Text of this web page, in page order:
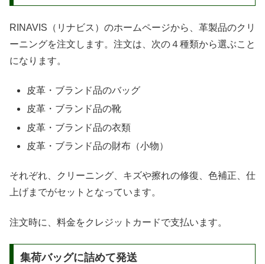
RINAVIS（リナビス）のホームページから、革製品のクリ
ーニングを注文します。注文は、次の４種類から選ぶこと
になります。
皮革・ブランド品のバッグ
皮革・ブランド品の靴
皮革・ブランド品の衣類
皮革・ブランド品の財布（小物）
それぞれ、クリーニング、キズや擦れの修復、色補正、仕
上げまでがセットとなっています。
注文時に、料金をクレジットカードで支払います。
集荷バッグに詰めて発送